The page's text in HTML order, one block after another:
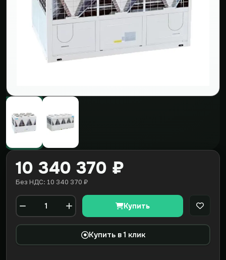
10 340 370 ₽
Без НДС: 10 340 370 ₽
Количество
Купить В
Купить в 1 клик